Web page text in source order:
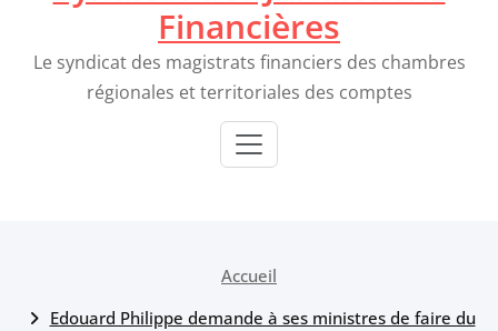
Financières
Le syndicat des magistrats financiers des chambres
régionales et territoriales des comptes
Accueil
Edouard Philippe demande à ses ministres de faire du